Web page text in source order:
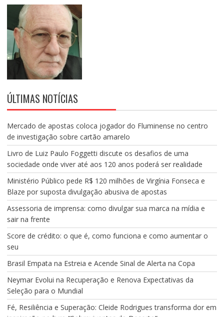
ÚLTIMAS NOTÍCIAS
Mercado de apostas coloca jogador do Fluminense no centro
de investigação sobre cartão amarelo
Livro de Luiz Paulo Foggetti discute os desafios de uma
sociedade onde viver até aos 120 anos poderá ser realidade
Ministério Público pede R$ 120 milhões de Virgínia Fonseca e
Blaze por suposta divulgação abusiva de apostas
Assessoria de imprensa: como divulgar sua marca na mídia e
sair na frente
Score de crédito: o que é, como funciona e como aumentar o
seu
Brasil Empata na Estreia e Acende Sinal de Alerta na Copa
Neymar Evolui na Recuperação e Renova Expectativas da
Seleção para o Mundial
Fé, Resiliência e Superação: Cleide Rodrigues transforma dor em